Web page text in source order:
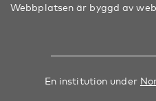
Webbplatsen är byggd av
En institution under